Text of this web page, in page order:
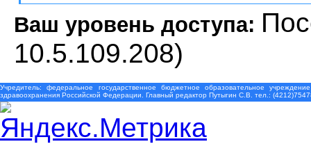
Ваш уровень доступа:
10.5.109.208)
Учредитель: федеральное государственное бюджетное образовательное
здравоохранения Российской Федерации. Главный редактор Путыгин С.В. тел.: